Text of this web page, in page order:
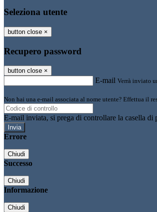
Seleziona utente
button close ×
Recupero password
button close ×
E-mail Verrà inviato
Non hai una e-mail associata al nome utente? Effettua il
E-mail inviata, si prega di controllare la casella di
Errore
Chiudi
Successo
Chiudi
Informazione
Chiudi